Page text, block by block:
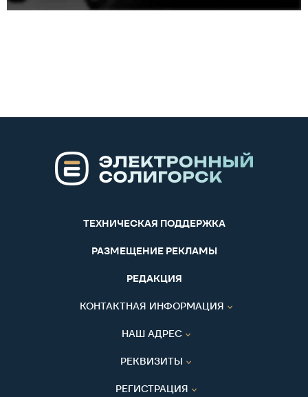
ТЕХНИЧЕСКАЯ ПОДДЕРЖКА
РАЗМЕЩЕНИЕ РЕКЛАМЫ
РЕДАКЦИЯ
КОНТАКТНАЯ ИНФОРМАЦИЯ
НАШ АДРЕС
РЕКВИЗИТЫ
РЕГИСТРАЦИЯ